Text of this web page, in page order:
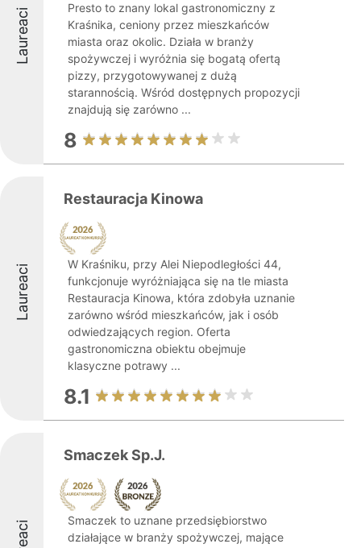
Laureaci
Presto to znany lokal gastronomiczny z
Kraśnika, ceniony przez mieszkańców
miasta oraz okolic. Działa w branży
spożywczej i wyróżnia się bogatą ofertą
pizzy, przygotowywanej z dużą
starannością. Wśród dostępnych propozycji
znajdują się zarówno ...
8
Laureaci
Restauracja Kinowa
W Kraśniku, przy Alei Niepodległości 44,
funkcjonuje wyróżniająca się na tle miasta
Restauracja Kinowa, która zdobyła uznanie
zarówno wśród mieszkańców, jak i osób
odwiedzających region. Oferta
gastronomiczna obiektu obejmuje
klasyczne potrawy ...
8.1
Smaczek Sp.J.
Smaczek to uznane przedsiębiorstwo
działające w branży spożywczej, mające